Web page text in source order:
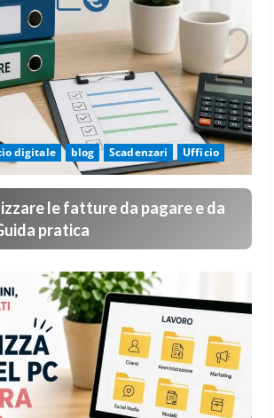
digitale blog Scadenzari Ufficio
le fatture da pagare e da
pratica